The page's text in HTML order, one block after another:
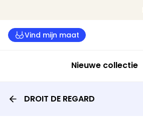
Vind mijn maat
Nieuwe collectie
DROIT DE REGARD